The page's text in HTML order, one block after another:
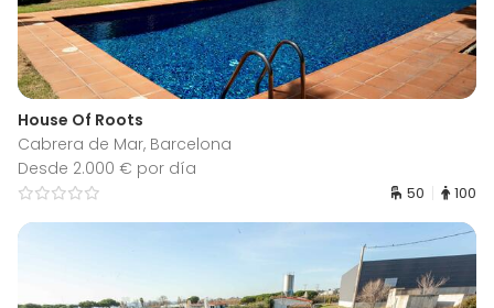
House Of Roots
Cabrera de Mar, Barcelona
Desde 2.000 € por día
50 100